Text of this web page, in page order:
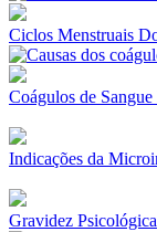
Ciclos Menstruais
Coágulos de
Indicações da
Gravidez Psicológica